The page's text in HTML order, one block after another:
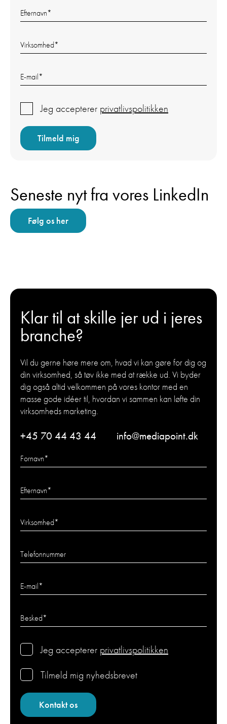
Efternavn*
Virksomhed*
E-mail*
Jeg accepterer privatlivspolitikken
Seneste nyt fra vores LinkedIn
Følg os her
Klar til at skille jer ud i jeres
branche?
Vil du gerne høre mere om, hvad vi kan gøre for dig og
din virksomhed, så tøv ikke med at række ud. Vi byder
dig også altid velkommen på vores kontor med en
masse gode idéer til, hvordan vi sammen kan løfte din
virksomheds marketing.
+45 70 44 43 44 info@mediapoint.dk
Fornavn*
Efternavn*
Virksomhed*
Telefonnummer
E-mail*
Besked*
Jeg accepterer privatlivspolitikken
Tilmeld mig nyhedsbrevet